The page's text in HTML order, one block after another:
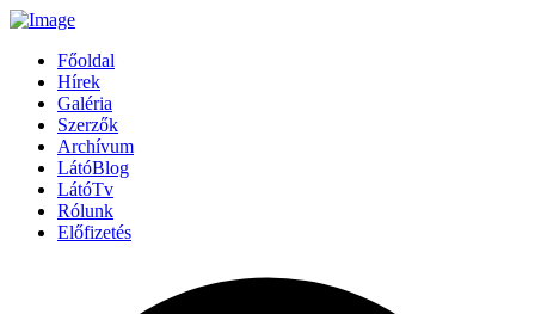
Főoldal
Hírek
Galéria
Szerzők
Archívum
LátóBlog
LátóTv
Rólunk
Előfizetés